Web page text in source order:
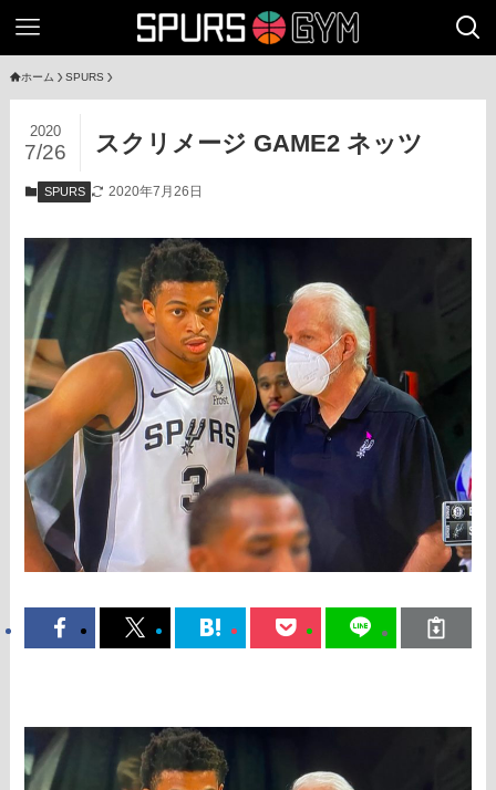
ホーム SPURS
スクリメージ GAME2 ネッツ
2020
7/26
SPURS 2020年7月26日